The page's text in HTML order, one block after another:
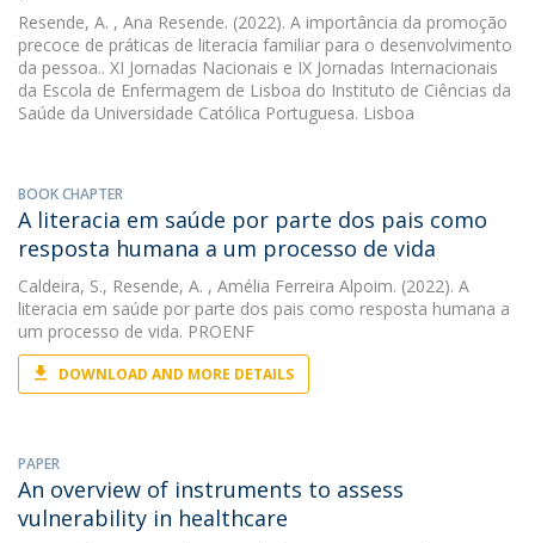
Resende, A. , Ana Resende. (2022). A importância da promoção
precoce de práticas de literacia familiar para o desenvolvimento
da pessoa.. XI Jornadas Nacionais e IX Jornadas Internacionais
da Escola de Enfermagem de Lisboa do Instituto de Ciências da
Saúde da Universidade Católica Portuguesa. Lisboa
BOOK CHAPTER
A literacia em saúde por parte dos pais como
resposta humana a um processo de vida
Caldeira, S., Resende, A. , Amélia Ferreira Alpoim. (2022). A
literacia em saúde por parte dos pais como resposta humana a
um processo de vida. PROENF
DOWNLOAD AND MORE DETAILS
PAPER
An overview of instruments to assess
vulnerability in healthcare